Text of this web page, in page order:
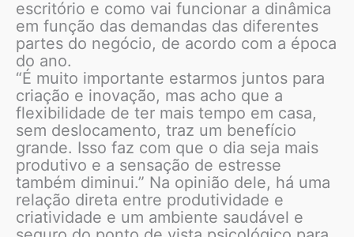
escritório e como vai funcionar a dinâmica
em função das demandas das diferentes
partes do negócio, de acordo com a época
do ano.
“É muito importante estarmos juntos para
criação e inovação, mas acho que a
flexibilidade de ter mais tempo em casa,
sem deslocamento, traz um benefício
grande. Isso faz com que o dia seja mais
produtivo e a sensação de estresse
também diminui.” Na opinião dele, há uma
relação direta entre produtividade e
criatividade e um ambiente saudável e